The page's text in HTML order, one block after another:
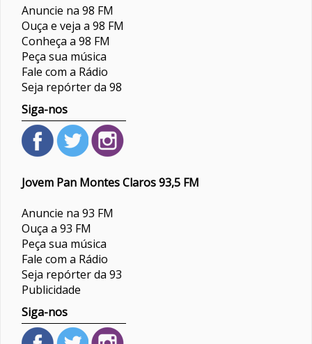
Anuncie na 98 FM
Ouça e veja a 98 FM
Conheça a 98 FM
Peça sua música
Fale com a Rádio
Seja repórter da 98
Siga-nos
Jovem Pan Montes Claros 93,5 FM
Anuncie na 93 FM
Ouça a 93 FM
Peça sua música
Fale com a Rádio
Seja repórter da 93
Publicidade
Siga-nos